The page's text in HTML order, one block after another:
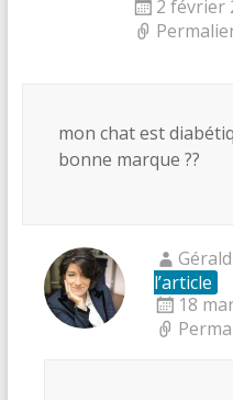
2 février
mon chat est
bonne marque ??
l’article
18